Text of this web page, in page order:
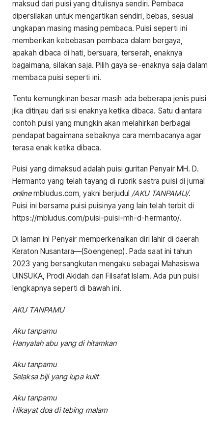
maksud dari puisi yang ditulisnya sendiri. Pembaca
dipersilakan untuk mengartikan sendiri, bebas, sesuai
ungkapan masing masing pembaca. Puisi seperti ini
memberikan kebebasan pembaca dalam bergaya,
apakah dibaca di hati, bersuara, terserah, enaknya
bagaimana, silakan saja. Pilih gaya se-enaknya saja dalam
membaca puisi seperti ini.
Tentu kemungkinan besar masih ada beberapa jenis puisi
jika ditinjau dari sisi enaknya ketika dibaca. Satu diantara
contoh puisi yang mungkin akan melahirkan berbagai
pendapat bagaimana sebaiknya cara membacanya agar
terasa enak ketika dibaca.
Puisi yang dimaksud adalah puisi guritan Penyair MH. D.
Hermanto yang telah tayang di rubrik sastra puisi di jurnal
onlinembludus.com, yakni berjudul/AKU TANPAMU/.
Puisi ini bersama puisi puisinya yang lain telah terbit di
https://mbludus.com/puisi-puisi-mh-d-hermanto/.
Di laman ini Penyair memperkenalkan diri lahir di daerah
Keraton Nusantara—(Soengenep). Pada saat ini tahun
2023 yang bersangkutan mengaku sebagai Mahasiswa
UINSUKA, Prodi Akidah dan Filsafat Islam. Ada pun puisi
lengkapnya seperti di bawah ini.
AKU TANPAMU
Aku tanpamu
Hanyalah abu yang di hitamkan
Aku tanpamu
Selaksa biji yang lupa kulit
Aku tanpamu
Hikayat doa di tebing malam